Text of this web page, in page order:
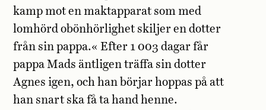
kamp mot en maktapparat som med
lomhörd obönhörlighet skiljer en dotter
från sin pappa.« Efter 1 003 dagar får
pappa Mads äntligen träffa sin dotter
Agnes igen, och han börjar hoppas på att
han snart ska få ta hand henne.